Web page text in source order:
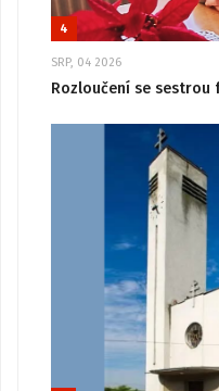
4
SRP, 04 2026
Rozloučení se sestrou